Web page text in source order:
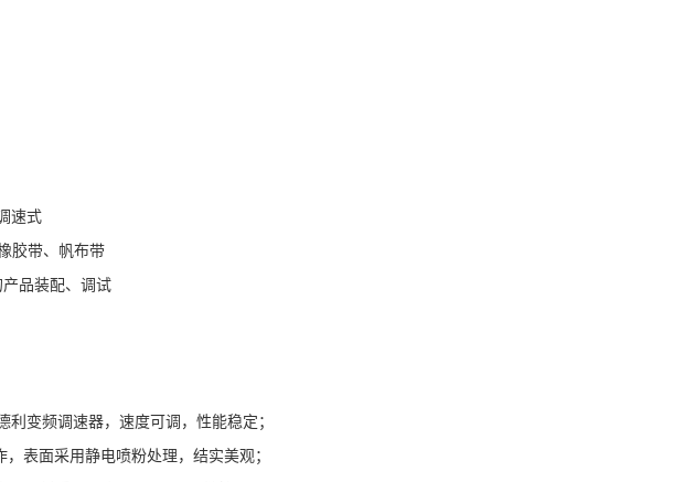
速式
胶带、帆布带
品装配、调试
变频调速器，速度可调，性能稳定；
面采用静电喷粉处理，结实美观；